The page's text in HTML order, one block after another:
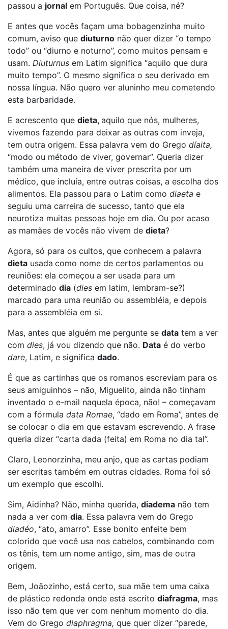
passou a jornal em Português. Que coisa, né?
E antes que vocês façam uma bobagenzinha muito
comum, aviso que diuturno não quer dizer “o tempo
todo” ou “diurno e noturno”, como muitos pensam e
usam. Diuturnus em Latim significa “aquilo que dura
muito tempo”. O mesmo significa o seu derivado em
nossa língua. Não quero ver aluninho meu cometendo
esta barbaridade.
E acrescento que dieta, aquilo que nós, mulheres,
vivemos fazendo para deixar as outras com inveja,
tem outra origem. Essa palavra vem do Grego díaita,
“modo ou método de viver, governar”. Queria dizer
também uma maneira de viver prescrita por um
médico, que incluía, entre outras coisas, a escolha dos
alimentos. Ela passou para o Latim como diaeta e
seguiu uma carreira de sucesso, tanto que ela
neurotiza muitas pessoas hoje em dia. Ou por acaso
as mamães de vocês não vivem de dieta?
Agora, só para os cultos, que conhecem a palavra
dieta usada como nome de certos parlamentos ou
reuniões: ela começou a ser usada para um
determinado dia (dies em latim, lembram-se?)
marcado para uma reunião ou assembléia, e depois
para a assembléia em si.
Mas, antes que alguém me pergunte se data tem a ver
com dies, já vou dizendo que não. Data é do verbo
dare, Latim, e significa dado.
É que as cartinhas que os romanos escreviam para os
seus amiguinhos – não, Miguelito, ainda não tinham
inventado o e-mail naquela época, não! – começavam
com a fórmula data Romae, “dado em Roma”, antes de
se colocar o dia em que estavam escrevendo. A frase
queria dizer “carta dada (feita) em Roma no dia tal”.
Claro, Leonorzinha, meu anjo, que as cartas podiam
ser escritas também em outras cidades. Roma foi só
um exemplo que escolhi.
Sim, Aidinha? Não, minha querida, diadema não tem
nada a ver com dia. Essa palavra vem do Grego
diadéo, “ato, amarro”. Esse bonito enfeite bem
colorido que você usa nos cabelos, combinando com
os tênis, tem um nome antigo, sim, mas de outra
origem.
Bem, Joãozinho, está certo, sua mãe tem uma caixa
de plástico redonda onde está escrito diafragma, mas
isso não tem que ver com nenhum momento do dia.
Vem do Grego diaphragma, que quer dizer “parede,